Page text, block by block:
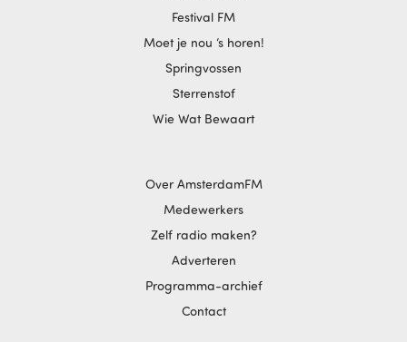
Festival FM
Moet je nou ‘s horen!
Springvossen
Sterrenstof
Wie Wat Bewaart
Over AmsterdamFM
Medewerkers
Zelf radio maken?
Adverteren
Programma-archief
Contact